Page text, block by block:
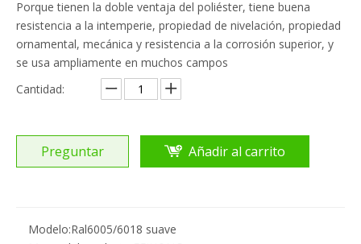
Porque tienen la doble ventaja del poliéster, tiene buena
resistencia a la intemperie, propiedad de nivelación, propiedad
ornamental, mecánica y resistencia a la corrosión superior, y
se usa ampliamente en muchos campos
Cantidad:
Preguntar Añadir al carrito
Modelo:Ral6005/6018 suave